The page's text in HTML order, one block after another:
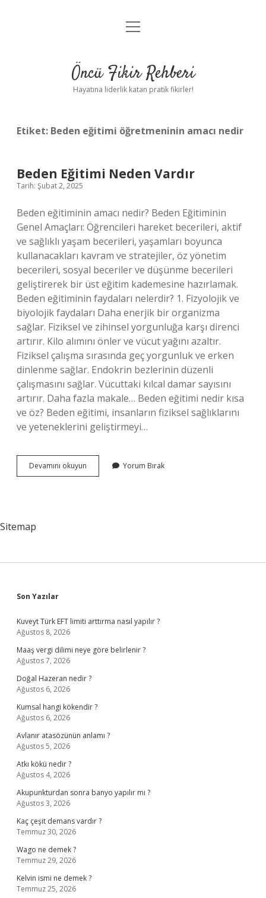
Anasayfa
Yasal Uyarı
menüyü
Öncü Fikir Rehberi
Hayatına liderlik katan pratik fikirler!
Etiket: Beden eğitimi öğretmeninin amacı nedir
Beden Eğitimi Neden Vardır
Tarih: Şubat 2, 2025
Beden eğitiminin amacı nedir? Beden Eğitiminin
Genel Amaçları: Öğrencileri hareket becerileri, aktif
ve sağlıklı yaşam becerileri, yaşamları boyunca
kullanacakları kavram ve stratejiler, öz yönetim
becerileri, sosyal beceriler ve düşünme becerileri
geliştirerek bir üst eğitim kademesine hazırlamak.
Beden eğitiminin faydaları nelerdir? 1. Fizyolojik ve
biyolojik faydaları Daha enerjik bir organizma
sağlar. Fiziksel ve zihinsel yorgunluğa karşı direnci
artırır. Kilo alımını önler ve vücut yağını azaltır.
Fiziksel çalışma sırasında geç yorgunluk ve erken
dinlenme sağlar. Endokrin bezlerinin düzenli
çalışmasını sağlar. Vücuttaki kılcal damar sayısını
artırır. Daha fazla makale… Beden eğitimi nedir kısa
ve öz? Beden eğitimi, insanların fiziksel sağlıklarını
ve yeteneklerini geliştirmeyi…
Devamını okuyun
Eğitimi
Yorum Bırak
Sitemap
Sidebar
Son Yazılar
Kuveyt Türk EFT limiti arttırma nasıl yapılır ?
Ağustos 8, 2026
Maaş vergi dilimi neye göre belirlenir ?
Ağustos 7, 2026
Doğal Hazeran nedir ?
Ağustos 6, 2026
Kumsal hangi kökendir ?
Ağustos 6, 2026
Avlanır atasözünün anlamı ?
Ağustos 5, 2026
Atkı kökü nedir ?
Ağustos 4, 2026
Akupunkturdan sonra banyo yapılır mı ?
Ağustos 3, 2026
Kaç çeşit demans vardır ?
Temmuz 30, 2026
Wago ne demek ?
Temmuz 29, 2026
Kelvin ismi ne demek ?
Temmuz 25, 2026